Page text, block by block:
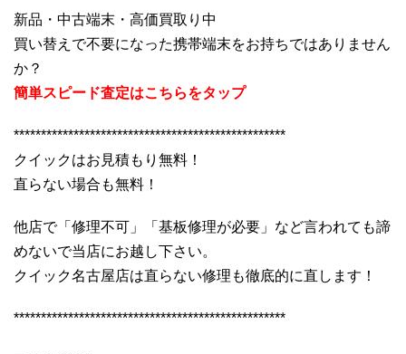
新品・中古端末・高価買取り中
買い替えで不要になった携帯端末をお持ちではありません
か？
簡単スピード査定はこちらをタップ
**************************************************
クイックはお見積もり無料！
直らない場合も無料！
他店で「修理不可」「基板修理が必要」など言われても諦
めないで当店にお越し下さい。
クイック名古屋店は直らない修理も徹底的に直します！
**************************************************